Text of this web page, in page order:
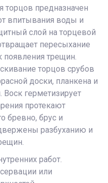
торцов предназначен
впитывания воды и
слой на торцевой
пересыхание
появления трещин.
торцов срубов
доски, планкена и
герметизирует
протекают
бревно, брус и
разбуханию и
работ.
или